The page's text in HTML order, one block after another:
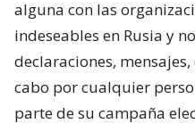
alguna con las
indeseables en Rusia y
declaraciones,
cabo por cualquier
parte de su campaña